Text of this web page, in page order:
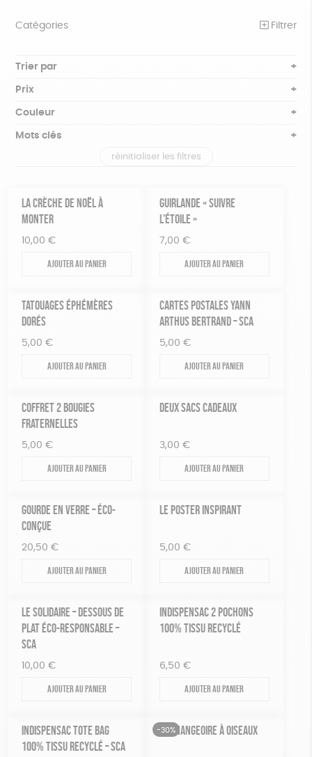
Catégories Filtrer
NOTRE COLLECTION
BEAUTÉ
ÉPICERIE
JEUX
PAPETERIE
ZÉRO DÉCHET
Trier par
Par défaut
Prix : du - cher au + cher
Prix : du + cher au - cher
Prix
Tous
Plus de 200€
Couleur
Blanc Pur
Mots clés
Agriculture Biologique
Fabrication artisanale Oeko-Tex
Recyclé GOTS Fabriqué en Europe
réinitialiser les filtres
LA CRÈCHE DE NOËL À
MONTER
10,00 €
Ajouter au panier
GUIRLANDE « SUIVRE
L’ÉTOILE »
7,00 €
Ajouter au panier
TATOUAGES ÉPHÉMÈRES
DORÉS
5,00 €
Ajouter au panier
CARTES POSTALES YANN
ARTHUS BERTRAND – SCA
5,00 €
Ajouter au panier
COFFRET 2 BOUGIES
FRATERNELLES
5,00 €
Ajouter au panier
DEUX SACS CADEAUX
3,00 €
Ajouter au panier
GOURDE EN VERRE – ÉCO-
CONÇUE
20,50 €
Ajouter au panier
LE POSTER INSPIRANT
5,00 €
Ajouter au panier
LE SOLIDAIRE – DESSOUS DE
PLAT ÉCO-RESPONSABLE –
SCA
10,00 €
Ajouter au panier
INDISPENSAC 2 POCHONS
100% TISSU RECYCLÉ
6,50 €
Ajouter au panier
INDISPENSAC TOTE BAG
100% TISSU RECYCLÉ – SCA
-30%
KIT MANGEOIRE À OISEAUX